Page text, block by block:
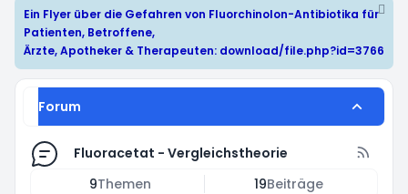
Ein Flyer über die Gefahren von Fluorchinolon-Antibiotika für
Patienten, Betroffene,
Ärzte, Apotheker & Therapeuten: download/file.php?id=3766
Forum
Fluoracetat - Vergleichstheorie
9Themen 19Beiträge